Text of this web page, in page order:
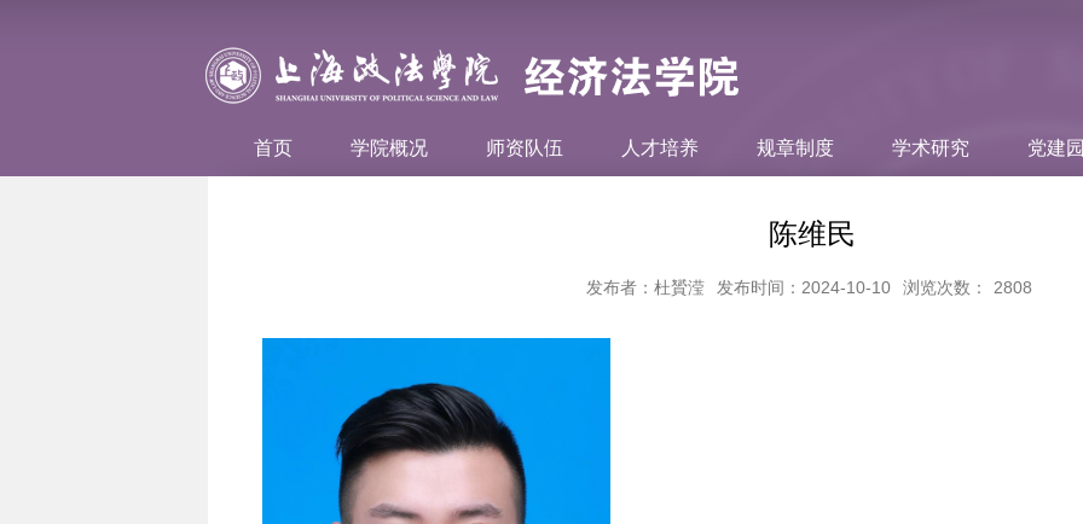
首页 学院概况 师资队伍 人才培养 规章制度 学术研究 党建
陈维民
发布者：杜贇滢 发布时间：2024-10-10 浏览次数： 2808